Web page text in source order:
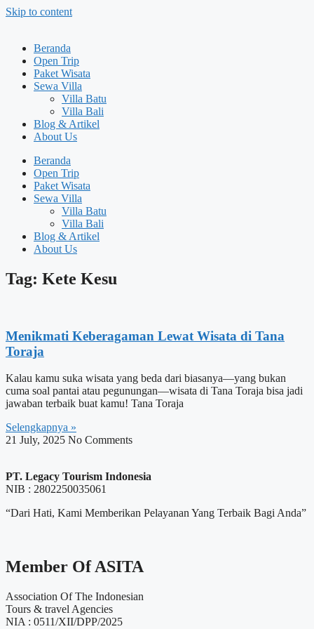
Skip to content
Beranda
Open Trip
Paket Wisata
Sewa Villa
Villa Batu
Villa Bali
Blog & Artikel
About Us
Beranda
Open Trip
Paket Wisata
Sewa Villa
Villa Batu
Villa Bali
Blog & Artikel
About Us
Tag: Kete Kesu
Menikmati Keberagaman Lewat Wisata di Tana
Toraja
Kalau kamu suka wisata yang beda dari biasanya—yang bukan
cuma soal pantai atau pegunungan—wisata di Tana Toraja bisa jadi
jawaban terbaik buat kamu! Tana Toraja
Selengkapnya »
21 July, 2025 No Comments
PT. Legacy Tourism Indonesia
NIB : 2802250035061
“Dari Hati, Kami Memberikan Pelayanan Yang Terbaik Bagi Anda”
Member Of ASITA
Association Of The Indonesian
Tours & travel Agencies
NIA : 0511/XII/DPP/2025